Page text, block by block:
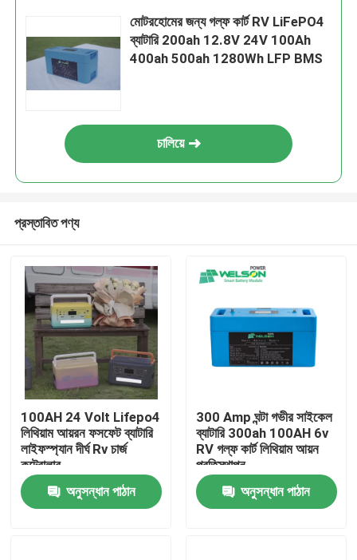
মোটরহোমের জন্য গল্ফ কার্ট RV LiFePO4
ব্যাটারি 200ah 12.8V 24V 100Ah
400ah 500ah 1280Wh LFP BMS
চালিয়ে
প্রস্তাবিত পণ্য
100AH ​​24 Volt Lifepo4
লিথিয়াম আয়রন ফসফেট ব্যাটারি
লাইফস্প্যান দীর্ঘ Rv চার্জ
কন্ট্রোলার
অনুসন্ধান পাঠান
300 Amp ঘন্টা গভীর সাইকেল
ব্যাটারি 300ah 100AH ​​6v
RV গল্ফ কার্ট লিথিয়াম আয়ন
প্রতিস্থাপন
অনুসন্ধান পাঠান